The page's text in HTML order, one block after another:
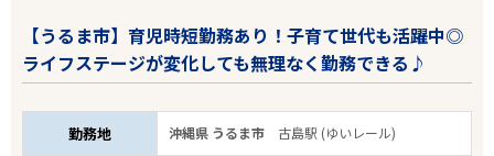
【うるま市】育児時短勤務あり！子育て世代も活躍中◎
ライフステージが変化しても無理なく勤務できる♪
勤務地 沖縄県 うるま市 古島駅 (ゆいレール)